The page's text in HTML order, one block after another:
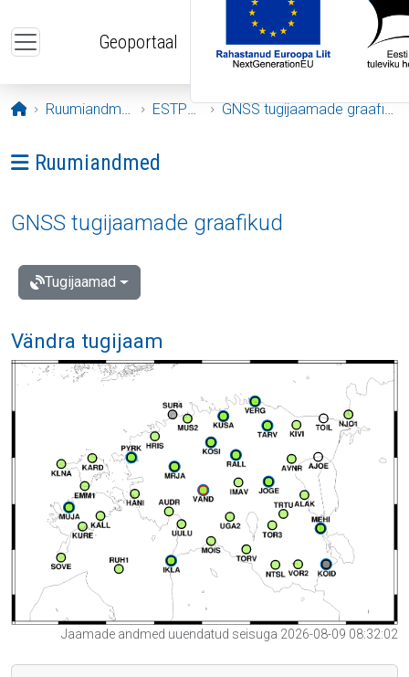
Geoportaal
Avaleht
Ruumiandmed ESTPOS GNSS tugijaamade graafikud
Ava menüü: Ruumiandmed
Ruumiandmed
GNSS tugijaamade graafikud
Tugijaamad
Vändra tugijaam
Jaamade andmed uuendatud seisuga 2026-08-09 08:32:02